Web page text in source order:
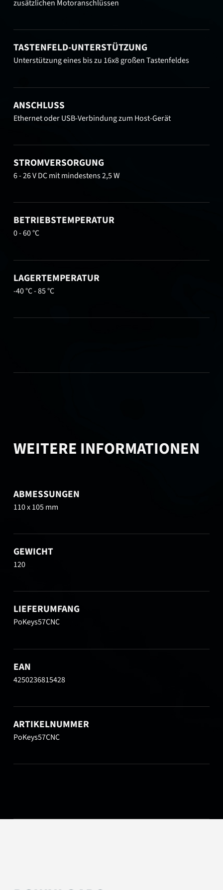
zusätzlichen Motoranschlüssen
TASTENFELD-UNTERSTÜTZUNG
Unterstützung eines bis zu 16x8 großen Tastenfeldes
ANSCHLUSS
Ethernet oder USB-Verbindung zum Host-Gerät
STROMVERSORGUNG
6 - 26 V DC mit mindestens 2,5 W
BETRIEBSTEMPERATUR
0 - 60 °C
LAGERTEMPERATUR
-40 °C - 85 °C
WEITERE INFORMATIONEN
ABMESSUNGEN
110 x 105 mm
GEWICHT
120
LIEFERUMFANG
PoKeys57CNC
EAN
4250236815428
ARTIKELNUMMER
PoKeys57CNC